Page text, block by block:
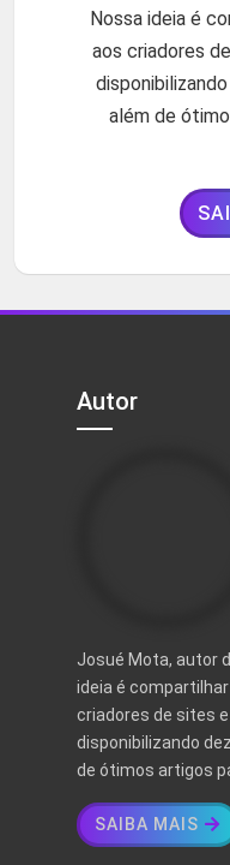
Nossa ideia é
aos criadores
além de
Autor
Josué Mota, autor
ideia é
criadores de sites
disponibilizando
de ótimos artigos
SAIBA MAIS